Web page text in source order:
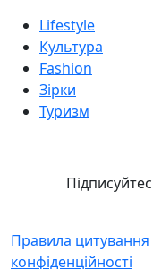
Lifestyle
Культура
Fashion
Зірки
Туризм
Правила цитування
конфіденційності